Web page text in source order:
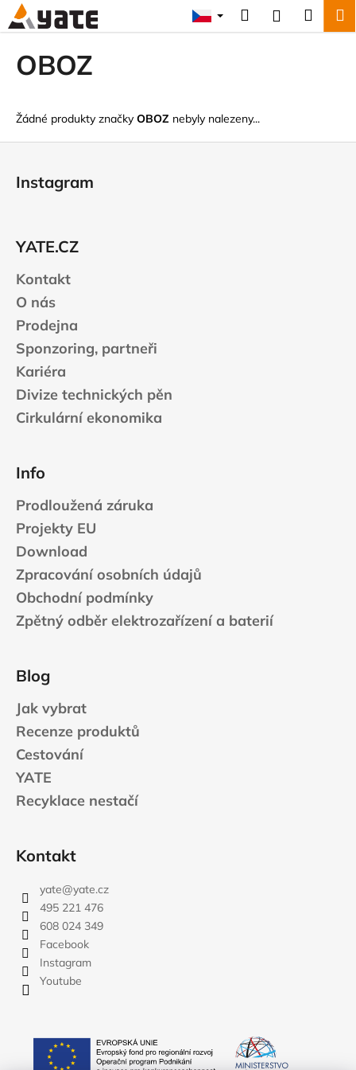
Přejít
na
obsah
HledatPřihlášení
OBOZ
Žádné produkty značky OBOZ nebyly nalezeny...
o
o
p
o
ř
u
j
e
t
e
n
a
j
í
D
o
r
u
č
u
j
e
m
e
JOMA
SIERRA
BĚŽECKÉ
TRAILOVÉ
BOTY
PÁNSKÉ
BLUE
1
603
Kč
290
Instagram
YATE.CZ
Kontakt
O nás
Prodejna
Sponzoring, partneři
Kariéra
Divize technických pěn
Cirkulární ekonomika
Info
Prodloužená záruka
Projekty EU
Download
Zpracování osobních údajů
Obchodní podmínky
Zpětný odběr elektrozařízení a baterií
Blog
Jak vybrat
Recenze produktů
Cestování
YATE
Recyklace nestačí
Kontakt
yate@yate.cz
495 221 476
608 024 349
Facebook
Instagram
Youtube